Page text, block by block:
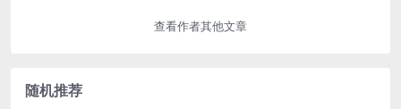
查看作者其他文章
随机推荐